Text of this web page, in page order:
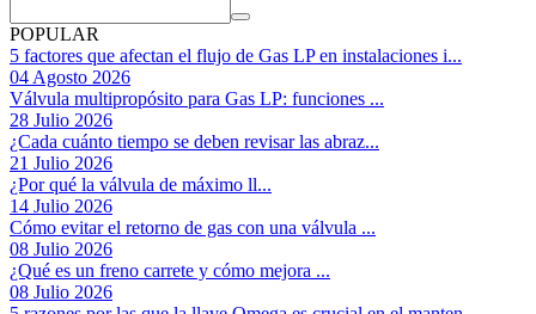
POPULAR
5 factores que afectan el flujo de Gas LP en instalaciones i...
04 Agosto 2026
Válvula multipropósito para Gas LP: funciones ...
28 Julio 2026
¿Cada cuánto tiempo se deben revisar las abraz...
21 Julio 2026
¿Por qué la válvula de máximo ll...
14 Julio 2026
Cómo evitar el retorno de gas con una válvula ...
08 Julio 2026
¿Qué es un freno carrete y cómo mejora ...
08 Julio 2026